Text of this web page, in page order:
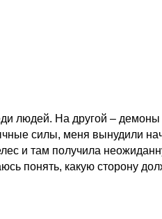
людей. На другой – демоны
силы, меня вынудили
и там получила
понять, какую сторону